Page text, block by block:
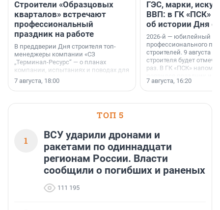
Строители «Образцовых
кварталов» встречают
профессиональный
праздник на работе
В преддверии Дня строителя топ-
менеджеры компании «СЗ
„Терминал-Ресурс“ — о планах
компании, испытаниях и поводах для
осторожного оптимизма.
7 августа, 18:00
ГЭС, марки,
ВВП: в ГК «ПСК»
об истории Дня
2026-й — юбилейный
профессионального
строителей. 9 августа
строителя будет
раз. В ГК «ПСК»
поменялась роль
7 августа, 16:20
ТОП 5
1
ВСУ ударили дронами и
ракетами по одиннадцати
регионам России. Власти
сообщили о погибших и раненых
111 195